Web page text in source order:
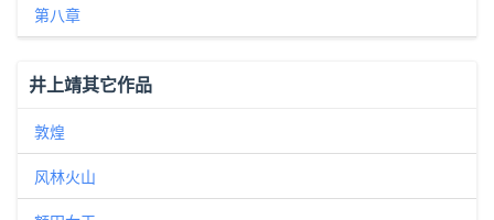
第八章
井上靖其它作品
敦煌
风林火山